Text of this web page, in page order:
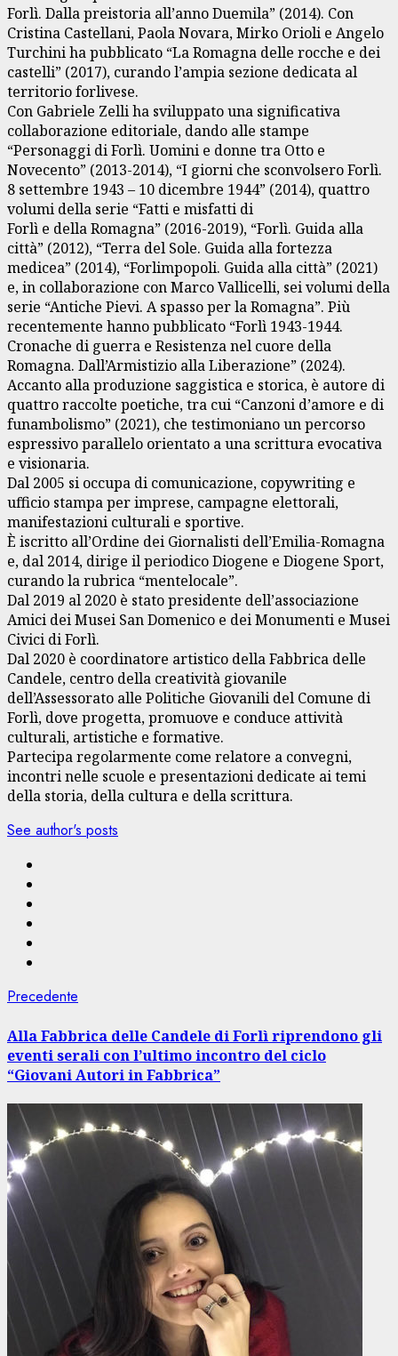
Forlì. Dalla preistoria all’anno Duemila” (2014). Con
Cristina Castellani, Paola Novara, Mirko Orioli e Angelo
Turchini ha pubblicato “La Romagna delle rocche e dei
castelli” (2017), curando l’ampia sezione dedicata al
territorio forlivese.
Con Gabriele Zelli ha sviluppato una significativa
collaborazione editoriale, dando alle stampe
“Personaggi di Forlì. Uomini e donne tra Otto e
Novecento” (2013-2014), “I giorni che sconvolsero Forlì.
8 settembre 1943 – 10 dicembre 1944” (2014), quattro
volumi della serie “Fatti e misfatti di
Forlì e della Romagna” (2016-2019), “Forlì. Guida alla
città” (2012), “Terra del Sole. Guida alla fortezza
medicea” (2014), “Forlimpopoli. Guida alla città” (2021)
e, in collaborazione con Marco Vallicelli, sei volumi della
serie “Antiche Pievi. A spasso per la Romagna”. Più
recentemente hanno pubblicato “Forlì 1943-1944.
Cronache di guerra e Resistenza nel cuore della
Romagna. Dall’Armistizio alla Liberazione” (2024).
Accanto alla produzione saggistica e storica, è autore di
quattro raccolte poetiche, tra cui “Canzoni d’amore e di
funambolismo” (2021), che testimoniano un percorso
espressivo parallelo orientato a una scrittura evocativa
e visionaria.
Dal 2005 si occupa di comunicazione, copywriting e
ufficio stampa per imprese, campagne elettorali,
manifestazioni culturali e sportive.
È iscritto all’Ordine dei Giornalisti dell’Emilia-Romagna
e, dal 2014, dirige il periodico Diogene e Diogene Sport,
curando la rubrica “mentelocale”.
Dal 2019 al 2020 è stato presidente dell’associazione
Amici dei Musei San Domenico e dei Monumenti e Musei
Civici di Forlì.
Dal 2020 è coordinatore artistico della Fabbrica delle
Candele, centro della creatività giovanile
dell’Assessorato alle Politiche Giovanili del Comune di
Forlì, dove progetta, promuove e conduce attività
culturali, artistiche e formative.
Partecipa regolarmente come relatore a convegni,
incontri nelle scuole e presentazioni dedicate ai temi
della storia, della cultura e della scrittura.
See author's posts
Navigazione
articolo
Precedente
Alla Fabbrica delle Candele di Forlì riprendono gli
eventi serali con l’ultimo incontro del ciclo
“Giovani Autori in Fabbrica”